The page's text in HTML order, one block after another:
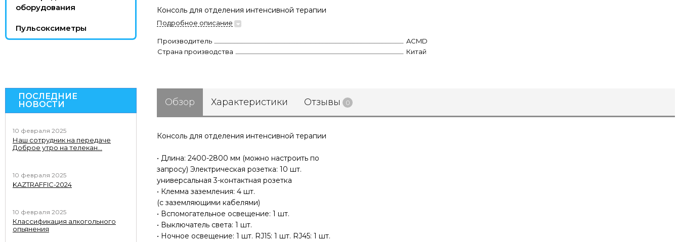
Консоль для отделения интенсивной терапии
Подробное описание
Производитель
ACMD
Страна производства
Китай
Обзор Характеристики Отзывы 0
Консоль для отделения интенсивной терапии
• Длина: 2400-2800 мм (можно настроить по
запросу) Электрическая розетка: 10 шт.
универсальная 3-контактная розетка
• Клемма заземления: 4 шт.
(с заземляющими кабелями)
• Вспомогательное освещение: 1 шт.
• Выключатель света: 1 шт.
• Ночное освещение: 1 шт. RJ15: 1 шт. RJ45: 1 шт.
оборудования
Пульсоксиметры
ПОСЛЕДНИЕ
НОВОСТИ
10 февраля 2025
Наш сотрудник на передаче
Доброе утро на телекан...
10 февраля 2025
KAZTRAFFIC-2024
10 февраля 2025
Классификация алкогольного
опьянения